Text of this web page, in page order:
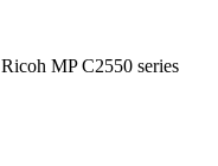
Ricoh MP C2550 series